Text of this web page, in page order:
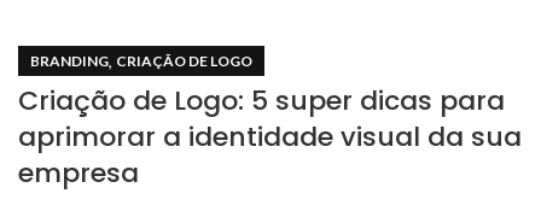
BRANDING, CRIAÇÃO DE LOGO
Criação de Logo: 5 super dicas para
aprimorar a identidade visual da sua
empresa